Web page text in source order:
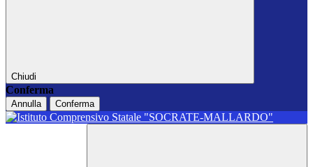
Chiudi
Conferma
Annulla Conferma